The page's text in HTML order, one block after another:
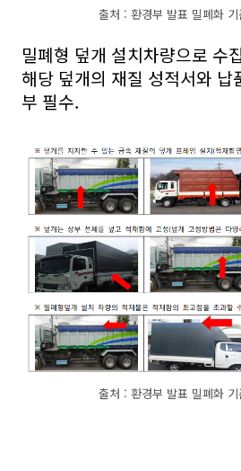
출처 : 환경부 발표 밀폐화 기
밀폐형 덮개 설치차량으로 수
해당 덮개의 재질 성적서와 납
부 필수.
출처 : 환경부 발표 밀폐화 기